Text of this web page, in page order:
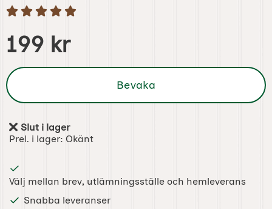
Handla denna produkt Dörrklocka i gjutjärn
pris
199 kr
Bevaka
Tillgänglighet:
Slut i lager
Prel. i lager: Okänt
Välj mellan brev, utlämningsställe och hemleverans
Snabba leveranser